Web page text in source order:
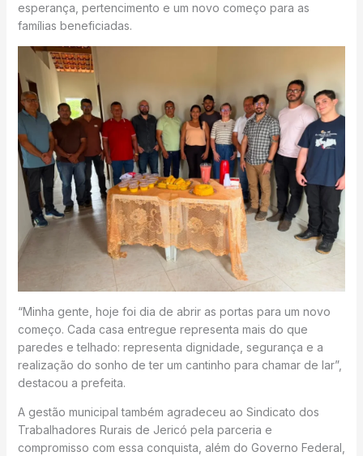
esperança, pertencimento e um novo começo para as
famílias beneficiadas.
“Minha gente, hoje foi dia de abrir as portas para um novo
começo. Cada casa entregue representa mais do que
paredes e telhado: representa dignidade, segurança e a
realização do sonho de ter um cantinho para chamar de lar”,
destacou a prefeita.
A gestão municipal também agradeceu ao Sindicato dos
Trabalhadores Rurais de Jericó pela parceria e
compromisso com essa conquista, além do Governo Federal,